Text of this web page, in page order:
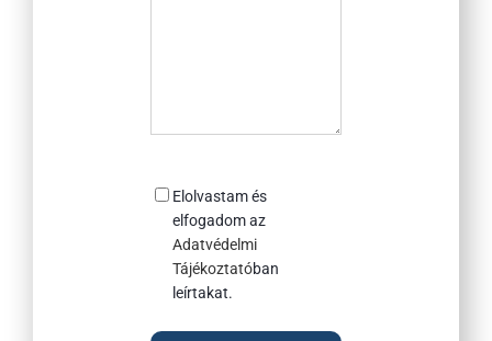
Consent
Elolvastam és
elfogadom az
Adatvédelmi
Tájékoztatóban
leírtakat.